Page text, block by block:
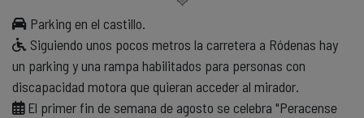
Parking en el castillo.
Siguiendo unos pocos metros la carretera a Ródenas hay
un parking y una rampa habilitados para personas con
discapacidad motora que quieran acceder al mirador.
El primer fin de semana de agosto se celebra "Peracense